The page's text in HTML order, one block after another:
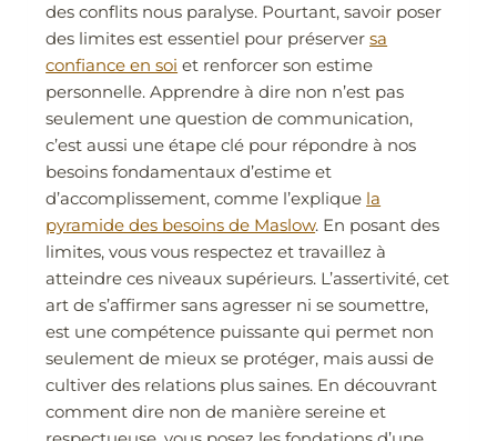
des conflits nous paralyse. Pourtant, savoir poser
des limites est essentiel pour préserversa
confiance en soi et renforcer son estime
personnelle. Apprendre à dire non n’est pas
seulement une question de communication,
c’est aussi une étape clé pour répondre à nos
besoins fondamentaux d’estime et
d’accomplissement, comme l’explique la
pyramide des besoins de Maslow. En posant des
limites, vous vous respectez et travaillez à
atteindre ces niveaux supérieurs. L’assertivité, cet
art de s’affirmer sans agresser ni se soumettre,
est une compétence puissante qui permet non
seulement de mieux se protéger, mais aussi de
cultiver des relations plus saines. En découvrant
comment dire non de manière sereine et